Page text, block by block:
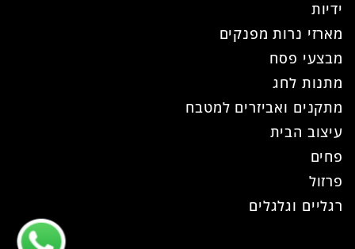
ידיות
מארזי נרות מפנקים
מבצעי פסח
מתנות לחג
מתקנים ואביזרים למטבח
עיצוב הבית
פחים
פרזול
רגליים וגלגלים